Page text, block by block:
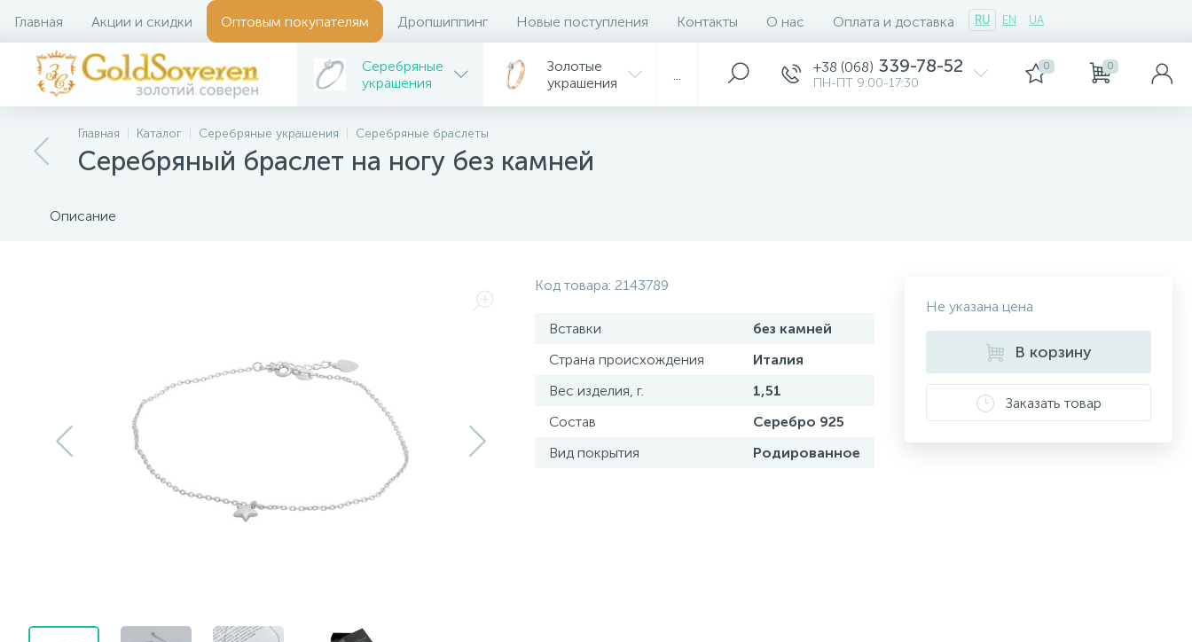
Главная Акции и скидки Оптовым покупателям Дропшиппинг Новые поступления Контакты О нас Оплата и доставка RU EN UA
Серебряные
украшения
Золотые
украшения
+38 (068) 339-78-52
ПН-ПТ 9:00-17:30
0 0
Главная Каталог Серебряные украшения Серебряные браслеты
Серебряный браслет на ногу без камней
Описание
Код товара: 2143789
Вставки
без камней
Страна происхождения
Италия
Вес изделия, г.
1,51
Состав
Серебро 925
Вид покрытия
Родированное
Не указана цена
В корзину
Заказать товар